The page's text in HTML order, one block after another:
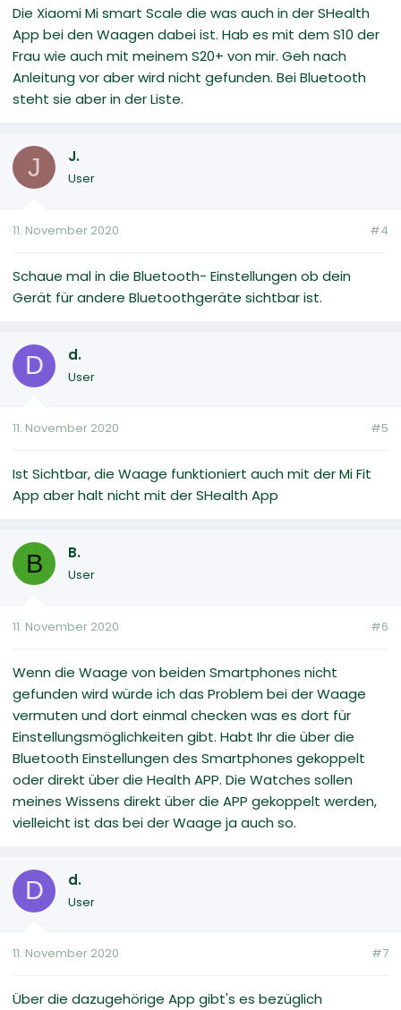
Die Xiaomi Mi smart Scale die was auch in der SHealth
App bei den Waagen dabei ist. Hab es mit dem S10 der
Frau wie auch mit meinem S20+ von mir. Geh nach
Anleitung vor aber wird nicht gefunden. Bei Bluetooth
steht sie aber in der Liste.
J J.
User
11. November 2020 #4
Schaue mal in die Bluetooth- Einstellungen ob dein
Gerät für andere Bluetoothgeräte sichtbar ist.
D d.
User
11. November 2020 #5
Ist Sichtbar, die Waage funktioniert auch mit der Mi Fit
App aber halt nicht mit der SHealth App
B B.
User
11. November 2020 #6
Wenn die Waage von beiden Smartphones nicht
gefunden wird würde ich das Problem bei der Waage
vermuten und dort einmal checken was es dort für
Einstellungsmöglichkeiten gibt. Habt Ihr die über die
Bluetooth Einstellungen des Smartphones gekoppelt
oder direkt über die Health APP. Die Watches sollen
meines Wissens direkt über die APP gekoppelt werden,
vielleicht ist das bei der Waage ja auch so.
D d.
User
11. November 2020 #7
Über die dazugehörige App gibt's es bezüglich